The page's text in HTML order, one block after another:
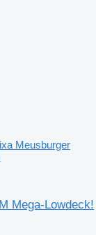
Meusburger
Mega-Lowdeck!